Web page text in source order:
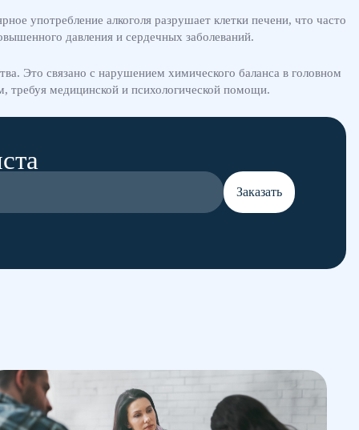
употребление алкоголя разрушает клетки печени, что часто
давления и сердечных заболеваний.
Это связано с нарушением химического баланса в головном
требуя медицинской и психологической помощи.
Заказать